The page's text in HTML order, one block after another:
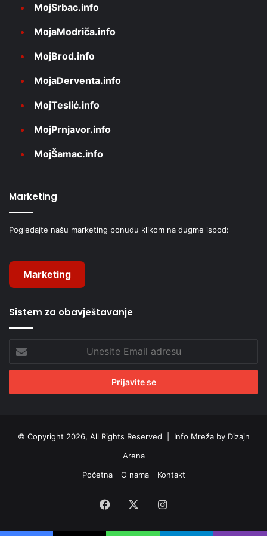
MojSrbac.info
MojaModriča.info
MojBrod.info
MojaDerventa.info
MojTeslić.info
MojPrnjavor.info
MojŠamac.info
Marketing
Pogledajte našu marketing ponudu klikom na dugme ispod:
Marketing
Sistem za obavještavanje
Email
adresu
© Copyright 2026, All Rights Reserved | Info Mreža by Dizajn
Arena
Početna
O nama Kontakt
Facebook Instagram